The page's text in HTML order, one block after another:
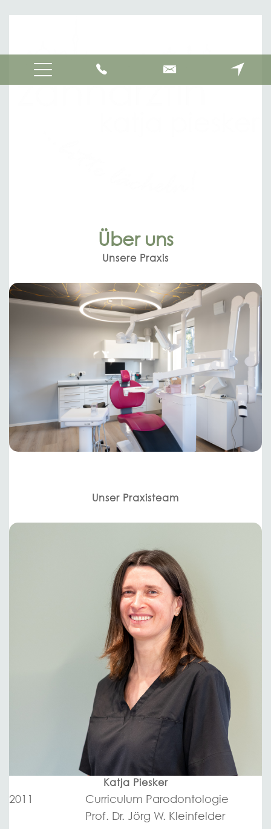
Über uns
Unsere Praxis
Unser Praxisteam
Katja Piesker
2011
Curriculum Parodontologie
Prof. Dr. Jörg W. Kleinfelder